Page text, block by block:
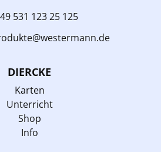
531 123 25 125
DIERCKE
Karten
Unterricht
Shop
Info